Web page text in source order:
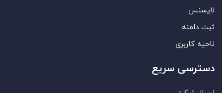
لایسنس
ثبت دامنه
ناحیه کاربری
دسترسی سریع